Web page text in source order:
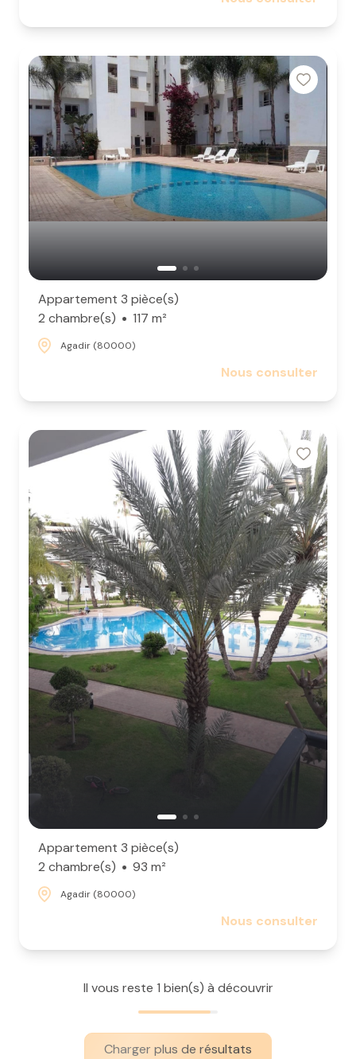
Appartement 3 pièce(s)
2 chambre(s)
117 m²
Agadir (80000)
Nous consulter
Appartement 3 pièce(s)
2 chambre(s)
93 m²
Agadir (80000)
Nous consulter
Il vous reste 1 bien(s) à découvrir
Charger plus de résultats